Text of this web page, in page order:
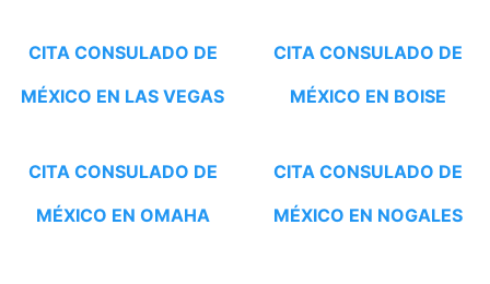
CITA CONSULADO DE
MÉXICO EN LAS VEGAS
CITA CONSULADO DE
MÉXICO EN BOISE
CITA CONSULADO DE
MÉXICO EN OMAHA
CITA CONSULADO DE
MÉXICO EN NOGALES